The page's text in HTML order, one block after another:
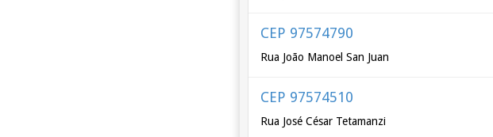
CEP 97574790
Rua João Manoel San Juan
CEP 97574510
Rua José César Tetamanzi